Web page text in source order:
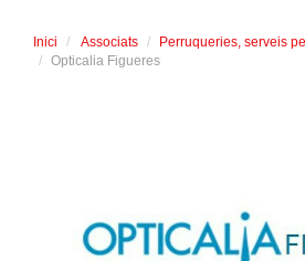
Inici Associats
Perruqueries, serveis
Opticalia Figueres